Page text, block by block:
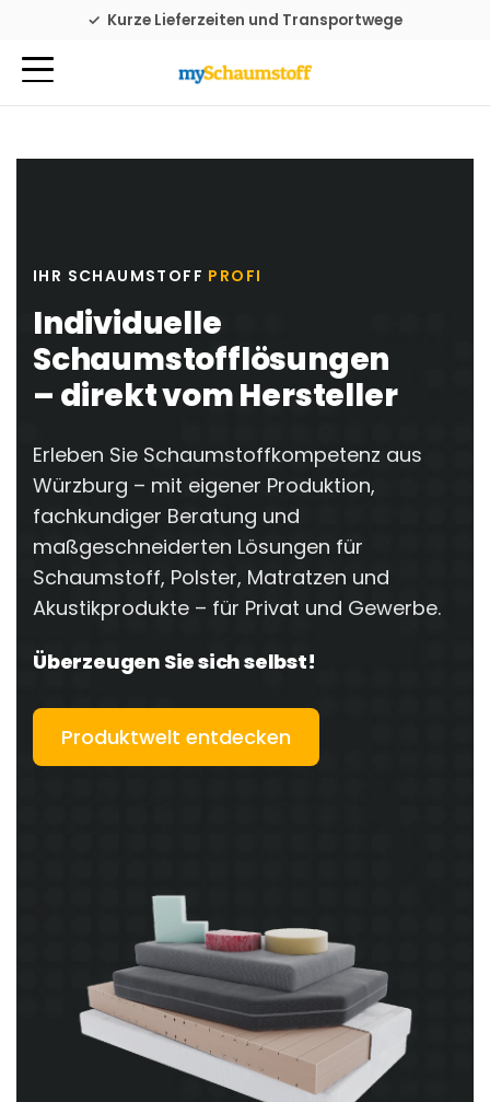
Familienbetrieb seit 1976
Kostenfreie Lieferung in DE ab 99,-€
IHR SCHAUMSTOFF PROFI
Individuelle
Schaumstofflösungen
– direkt vom Hersteller
Erleben Sie Schaumstoffkompetenz aus
Würzburg – mit eigener Produktion,
fachkundiger Beratung und
maßgeschneiderten Lösungen für
Schaumstoff, Polster, Matratzen und
Akustikprodukte – für Privat und Gewerbe.
Überzeugen Sie sich selbst!
Produktwelt entdecken